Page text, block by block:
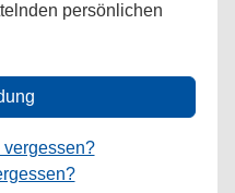
persönlichen
vergessen?